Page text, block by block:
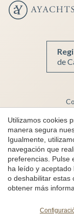
de
Utilizamos cookies
manera segura
Igualmente,
navegación que
preferencias. Pulse
ha leído y
o deshabilitar estas
obtener más